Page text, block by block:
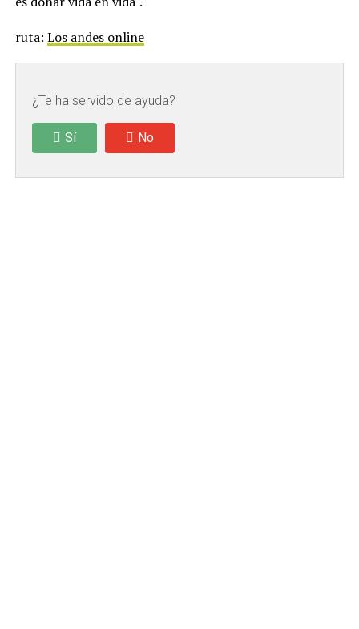
ruta: Los andes online
¿Te ha servido de ayuda?
Sí No